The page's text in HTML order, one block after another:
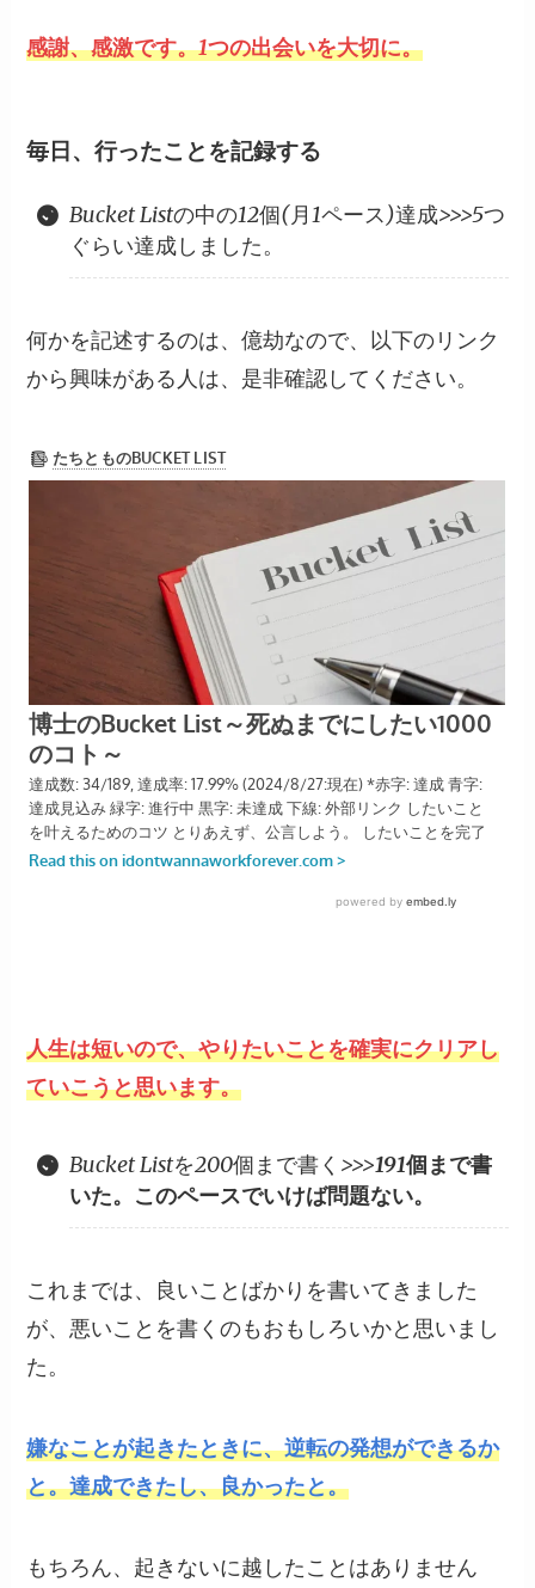
感謝、感激です。1つの出会いを大切に。
毎日、行ったことを記録する
Bucket Listの中の12個(月1ペース)達成>>>5つ
ぐらい達成しました。
何かを記述するのは、億劫なので、以下のリンク
から興味がある人は、是非確認してください。
人生は短いので、やりたいことを確実にクリアし
ていこうと思います。
Bucket Listを200個まで書く>>>191個まで書
いた。このペースでいけば問題ない。
これまでは、良いことばかりを書いてきました
が、悪いことを書くのもおもしろいかと思いまし
た。
嫌なことが起きたときに、逆転の発想ができるか
と。達成できたし、良かったと。
もちろん、起きないに越したことはありません